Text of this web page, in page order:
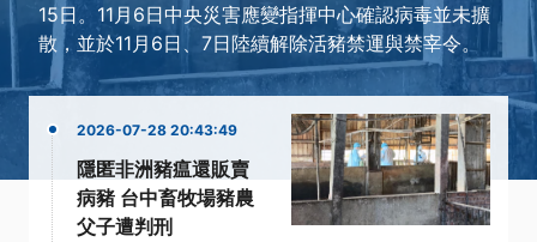
15日。11月6日中央災害應變指揮中心確認病毒並未擴
散，並於11月6日、7日陸續解除活豬禁運與禁宰令。
2026-07-28 20:43:49
隱匿非洲豬瘟還販賣
病豬 台中畜牧場豬農
父子遭判刑